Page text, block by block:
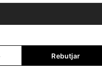
Rebutjar